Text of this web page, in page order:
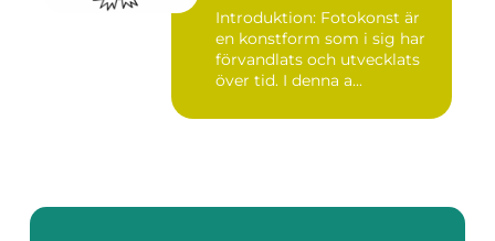
Introduktion: Fotokonst är
en konstform som i sig har
förvandlats och utvecklats
över tid. I denna a...